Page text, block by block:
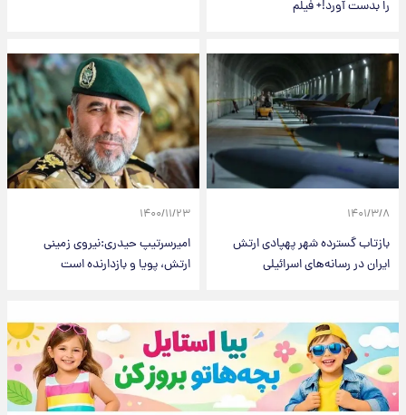
را بدست آورد!+ فیلم
۱۴۰۱/۳/۸
بازتاب گسترده شهر پهپادی ارتش
ایران در رسانه‌های اسرائیلی
۱۴۰۰/۱۱/۲۳
امیرسرتیپ حیدری:نیروی زمینی
ارتش، پویا و بازدارنده است